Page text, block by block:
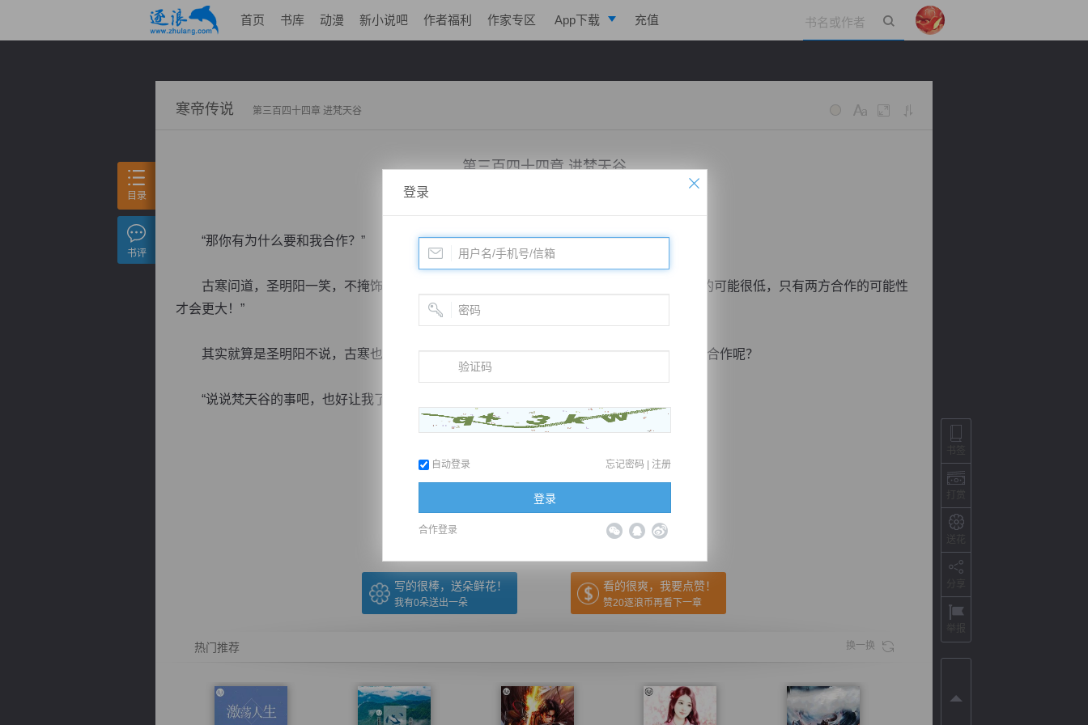
首页 书库 动漫 新小说吧 作者福利 作家专区 App下载 充值
寒帝传说 第三百四十四章 进梵天谷
第三百四十四章 进梵天谷
小说：寒帝传说
“那你有为什么要和我合作？”
古寒问道，圣明阳一笑，不掩饰的说道:“因为梵天谷凶险无比，我一个人能够取得神王果的可能很低，只有两方合作的可能性
才会更大！”
其实就算是圣明阳不说，古寒也已经猜的差不多了，不然，以圣明阳的实力又怎么会找人合作呢？
“说说梵天谷的事吧，也好让我了解一...
（← 快捷键 上一章 回目录 下一章 快捷键→）
写的很棒，送朵鲜花！
我有0朵送出一朵
看的很爽，我要点赞！
赞20逐浪币再看下一章
热门推荐 换一换
目录
书评
登录
自动登录 忘记密码 | 注册
登录
合作登录